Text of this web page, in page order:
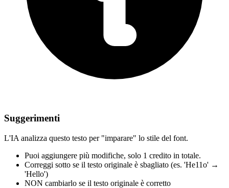
Suggerimenti
L'IA analizza questo testo per "imparare" lo stile del font.
Puoi aggiungere più modifiche, solo 1 credito in totale.
Correggi sotto se il testo originale è sbagliato (es. 'He11o' →
'Hello')
NON cambiarlo se il testo originale è corretto